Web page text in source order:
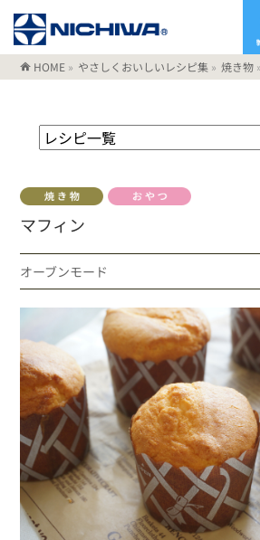
HOME » やさしくおいしいレシピ集 » 焼き物 »
マフィン
オーブンモード